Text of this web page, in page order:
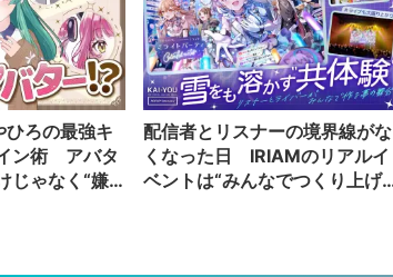
ろの最強キ
ン術 アバタ
じゃなく“嫌
配信者とリスナーの境界線がな
くなった日 IRIAMのリアルイ
ベントは“みんなでつくり上げ